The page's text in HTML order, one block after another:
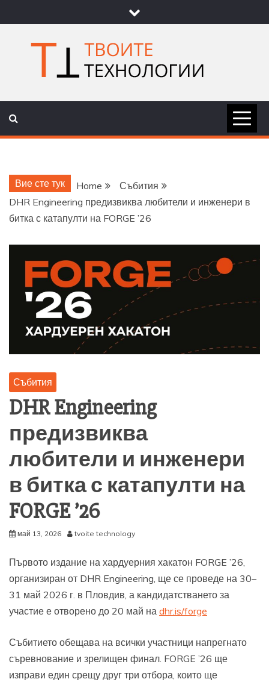
to
content
ТВОИТЕ
Вие сте тук Home
Събития
DHR Engineering предизвиква любители и инженери в
битка с катапулти на FORGE ’26
Събития
DHR Engineering
предизвиква
любители и инженери
в битка с катапулти на
FORGE ’26
май 13, 2026 tvoite technology
Първото издание на хардуерния хакатон FORGE ’26,
организиран от DHR Engineering, ще се проведе на 30–
31 май 2026 г. в Пловдив, а кандидатстването за
участие е отворено до 20 май на dhr.is/forge
Събитието обещава на всички участници напрегнато
съревнование и зрелищен финал. FORGE ’26 ще
изправи един срещу друг три отбора, които ще